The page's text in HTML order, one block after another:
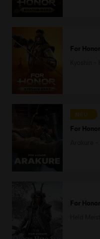
For Honor
NEU
For Honor
For Honor